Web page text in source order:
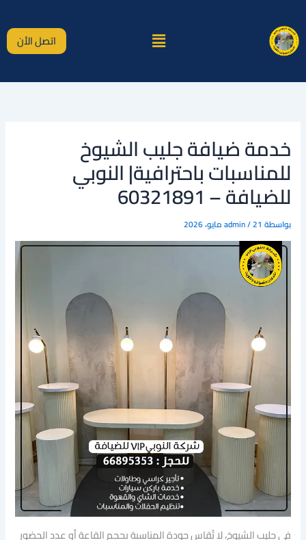
المحتوى
القائمة اتصل الأن
خدمة ضيافة جليب الشيوخ
للمناسبات باحترافية| النوبي
للضيافة – 60321891
بواسطة admin/21 مايو، 2026
في جليب الشيوخ، لا تُقاس جودة المناسبة بحجم القاعة أو عدد الحضور